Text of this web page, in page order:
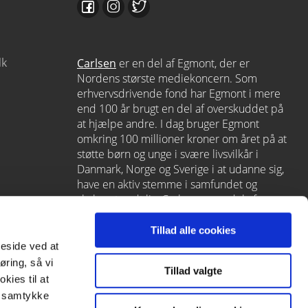
ved at
så vi
til at
Tillad alle cookies
Tillad valgte
Carlsen er en del af Egmont, der er
Nordens største mediekoncern. Som
erhvervsdrivende fond har Egmont i mere
end 100 år brugt en del af overskuddet på
at hjælpe andre. I dag bruger Egmont
omkring 100 millioner kroner om året på at
støtte børn og unge i svære livsvilkår i
Danmark, Norge og Sverige i at udanne sig,
have en aktiv stemme i samfundet og
skabe et godt liv. Carlsen er en del af
Egmont viaLindhardt og Ringhof, som
også rummer L&R Uddannelse – et af
Danmarks førende læringshuse med
Alinea,GoTutor(herunder iNorge),
moxis.